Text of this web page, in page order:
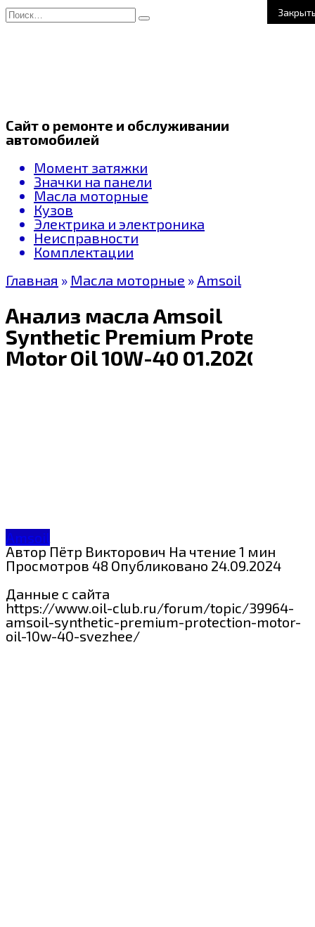
Перейти
к
Search
for:
Сайт о ремонте и обслуживании
автомобилей
Момент затяжки
Значки на панели
Масла моторные
Кузов
Электрика и электроника
Неисправности
Комплектации
Главная » Масла моторные » Amsoil
Анализ масла Amsoil
Synthetic Premium Protection
Motor Oil 10W-40 01.2020
Amsoil
АвторПётр Викторович На чтение 1 мин
Просмотров 48 Опубликовано 24.09.2024
Данные с сайта
https://www.oil-club.ru/forum/topic/39964-
amsoil-synthetic-premium-protection-motor-
oil-10w-40-svezhee/